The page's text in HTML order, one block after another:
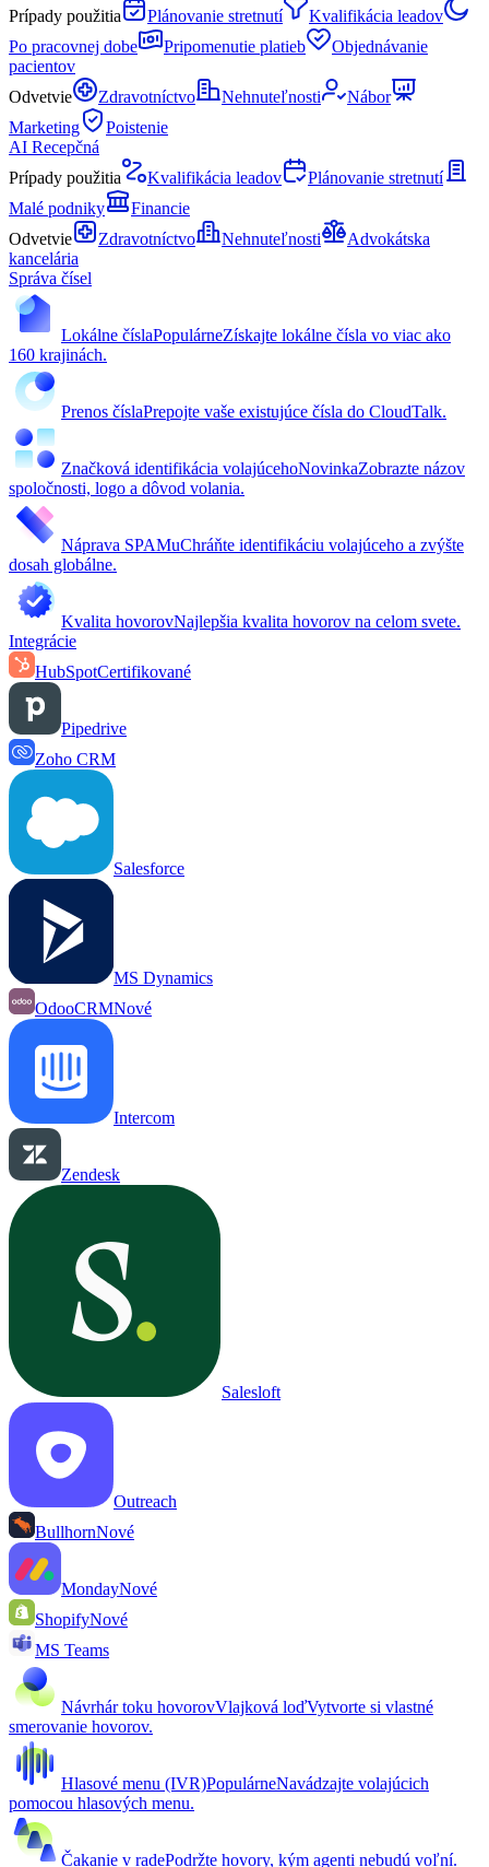
Prípady použitia
Plánovanie stretnutí
Kvalifikácia leadov
Po pracovnej dobe
Pripomenutie platieb
Objednávanie
pacientov
Odvetvie
Zdravotníctvo Nehnuteľnosti
Nábor
Marketing
Poistenie
AI Recepčná
Prípady použitia
Kvalifikácia leadov
Plánovanie stretnutí
Malé podniky
Financie
Odvetvie
Zdravotníctvo Nehnuteľnosti
Advokátska
kancelária
Správa čísel
Lokálne číslaPopulárneZískajte lokálne čísla vo viac ako
160 krajinách.
Prenos číslaPrepojte vaše existujúce čísla do CloudTalk.
Značková identifikácia volajúcehoNovinkaZobrazte názov
spoločnosti, logo a dôvod volania.
Náprava SPAMuChráňte identifikáciu volajúceho a zvýšte
dosah globálne.
Kvalita hovorovNajlepšia kvalita hovorov na celom svete.
Integrácie
HubSpotCertifikované
Pipedrive
Zoho CRM
Salesforce
MS Dynamics
OdooCRMNové
Intercom
Zendesk
Salesloft
Outreach
BullhornNové
MondayNové
ShopifyNové
MS Teams
Návrhár toku hovorovVlajková loďVytvorte si vlastné
smerovanie hovorov.
Hlasové menu (IVR)PopulárneNavádzajte volajúcich
pomocou hlasových menu.
Čakanie v radePodržte hovory, kým agenti nebudú voľní.